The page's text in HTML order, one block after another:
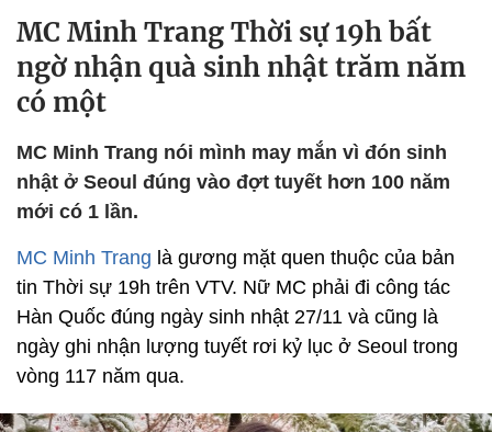
MC Minh Trang Thời sự 19h bất
ngờ nhận quà sinh nhật trăm năm
có một
MC Minh Trang nói mình may mắn vì đón sinh
nhật ở Seoul đúng vào đợt tuyết hơn 100 năm
mới có 1 lần.
MC Minh Trang là gương mặt quen thuộc của bản
tin Thời sự 19h trên VTV. Nữ MC phải đi công tác
Hàn Quốc đúng ngày sinh nhật 27/11 và cũng là
ngày ghi nhận lượng tuyết rơi kỷ lục ở Seoul trong
vòng 117 năm qua.